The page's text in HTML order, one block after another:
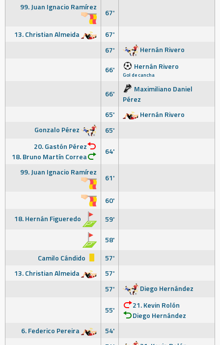
99. Juan Ignacio Ramírez
67'
13. Christian Almeida
67'
67'
Hernán Rivero
66'
Hernán Rivero
Gol de cancha
66'
Maximiliano Daniel
Pérez
65'
Hernán Rivero
Gonzalo Pérez
65'
20. Gastón Pérez
18. Bruno Martín Correa
64'
99. Juan Ignacio Ramírez
61'
60'
18. Hernán Figueredo
59'
58'
Camilo Cándido
57'
13. Christian Almeida
57'
57'
Diego Hernández
55'
21. Kevin Rolón
Diego Hernández
6. Federico Pereira
54'